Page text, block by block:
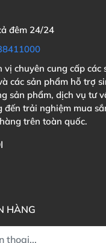
đêm 24/24
vị chuyên cung cấp các
các sản phẩm hỗ trợ
sản phẩm, dịch vụ tư
đến trải nghiệm mua
trên toàn quốc.
HÀNG